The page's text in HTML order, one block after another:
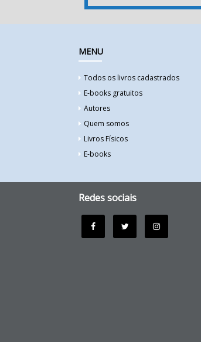
MENU
Todos os livros cadastrados
E-books gratuitos
Autores
Quem somos
Livros Físicos
E-books
Redes sociais